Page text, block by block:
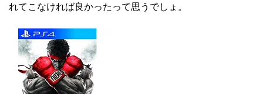
れてこなければ良かったって思うでしょ。